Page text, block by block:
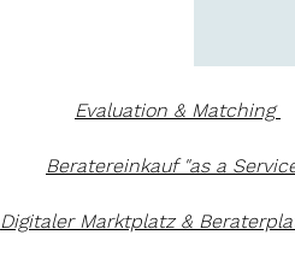
Evaluation & Matching
Beratereinkauf "as a
Digitaler Marktplatz &